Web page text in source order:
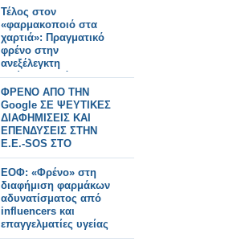
Τέλος στον
«φαρμακοποιό στα
χαρτιά»: Πραγματικό
φρένο στην
ανεξέλεγκτη
διεύρυνση βάζει ο
ΠΦΣ!
ΦΡΕΝΟ ΑΠΟ ΤΗΝ
Google ΣΕ ΨΕΥΤΙΚΕΣ
ΔΙΑΦΗΜΙΣΕΙΣ ΚΑΙ
ΕΠΕΝΔΥΣΕΙΣ ΣΤΗΝ
Ε.Ε.-SOS ΣΤΟ
ΙΝΤΕΡΝΕΤ
ΕΟΦ: «Φρένο» στη
διαφήμιση φαρμάκων
αδυνατίσματος από
influencers και
επαγγελματίες υγείας